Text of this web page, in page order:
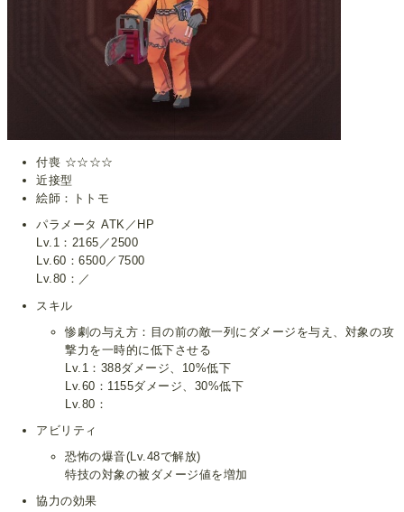
付喪 ☆☆☆☆
近接型
絵師：トトモ
パラメータ ATK／HP
Lv.1：2165／2500
Lv.60：6500／7500
Lv.80：／
スキル
惨劇の与え方：目の前の敵一列にダメージを与え、対象の攻
撃力を一時的に低下させる
Lv.1：388ダメージ、10%低下
Lv.60：1155ダメージ、30%低下
Lv.80：
アビリティ
恐怖の爆音(Lv.48で解放)
特技の対象の被ダメージ値を増加
協力の効果